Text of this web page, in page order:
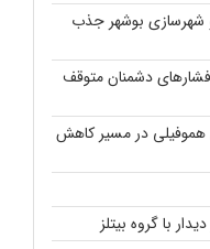
و شهرسازی بوشهر جذب
دشمنان متوقف
هموفیلی در مسیر کاهش
با گروه بیتلز